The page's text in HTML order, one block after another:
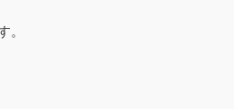
。